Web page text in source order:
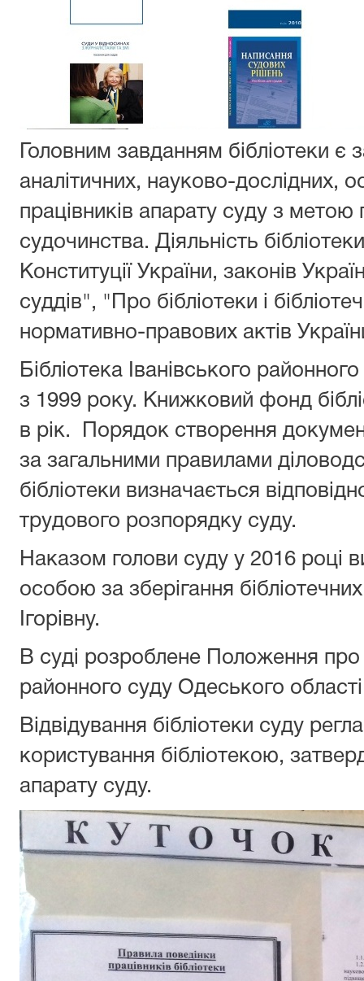
Головним завданням бібліотеки
аналітичних, науково-дослідних,
працівників апарату суду з метою
судочинства. Діяльність
Конституції України, законів
суддів", "Про бібліотеки і
нормативно-правових актів
Бібліотека Іванівського
з 1999 року. Книжковий фонд
в рік. Порядок створення
за загальними правилами
бібліотеки визначається
трудового розпорядку суду.
Наказом голови суду у 2016 році
особою за зберігання
Ігорівну.
В суді розроблене Положення про
районного суду Одеського
Відвідування бібліотеки суду
користування бібліотекою,
апарату суду.